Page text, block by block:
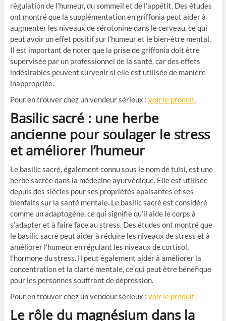
régulation de l’humeur, du sommeil et de l’appétit. Des études
ont montré que la supplémentation en griffonia peut aider à
augmenter les niveaux de sérotonine dans le cerveau, ce qui
peut avoir un effet positif sur l’humeur et le bien-être mental.
Il est important de noter que la prise de griffonia doit être
supervisée par un professionnel de la santé, car des effets
indésirables peuvent survenir si elle est utilisée de manière
inappropriée.
Pour en trouver chez un vendeur sérieux : voir le produit.
Basilic sacré : une herbe
ancienne pour soulager le stress
et améliorer l’humeur
Le basilic sacré, également connu sous le nom de tulsi, est une
herbe sacrée dans la médecine ayurvédique. Elle est utilisée
depuis des siècles pour ses propriétés apaisantes et ses
bienfaits sur la santé mentale. Le basilic sacré est considéré
comme un adaptogène, ce qui signifie qu’il aide le corps à
s’adapter et à faire face au stress. Des études ont montré que
le basilic sacré peut aider à réduire les niveaux de stress et à
améliorer l’humeur en régulant les niveaux de cortisol,
l’hormone du stress. Il peut également aider à améliorer la
concentration et la clarté mentale, ce qui peut être bénéfique
pour les personnes souffrant de dépression.
Pour en trouver chez un vendeur sérieux : voir le produit.
Le rôle du magnésium dans la